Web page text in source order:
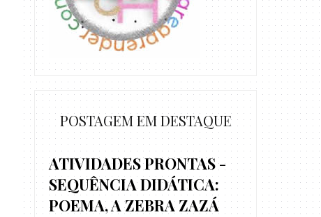
POSTAGEM EM DESTAQUE
ATIVIDADES PRONTAS -
SEQUÊNCIA DIDÁTICA:
POEMA, A ZEBRA ZAZÁ